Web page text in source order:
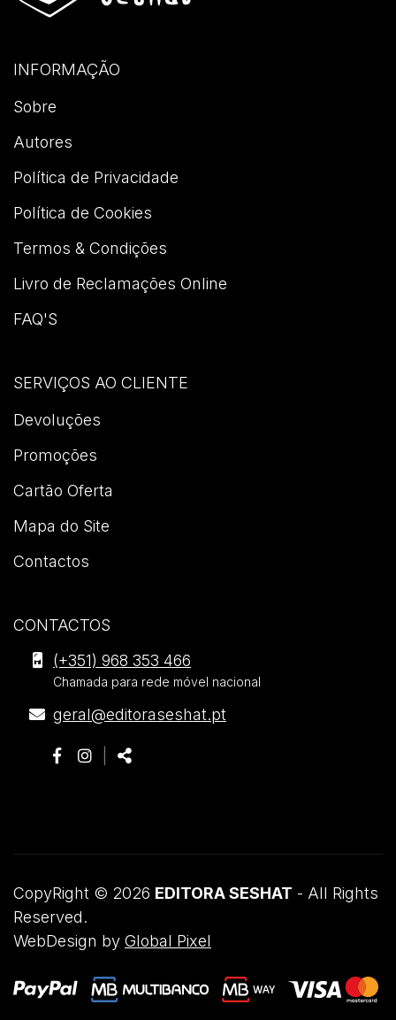
INFORMAÇÃO
Sobre
Autores
Política de Privacidade
Política de Cookies
Termos & Condições
Livro de Reclamações Online
FAQ'S
SERVIÇOS AO CLIENTE
Devoluções
Promoções
Cartão Oferta
Mapa do Site
Contactos
CONTACTOS
Editora
Seshat
.
(+351) 968 353 466
Chamada para rede móvel nacional
E-
geral@editoraseshat.pt
Siga-
PáginaPáginaPartilhar
CopyRight © 2026 EDITORA SESHAT - All Rights
Reserved.
WebDesign by Global Pixel